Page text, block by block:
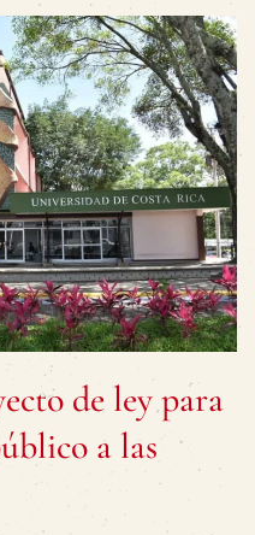
de ley para
a las